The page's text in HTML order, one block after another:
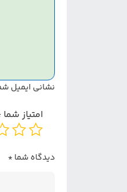
نشانی ایمیل
امتیاز شما
دیدگاه شما*